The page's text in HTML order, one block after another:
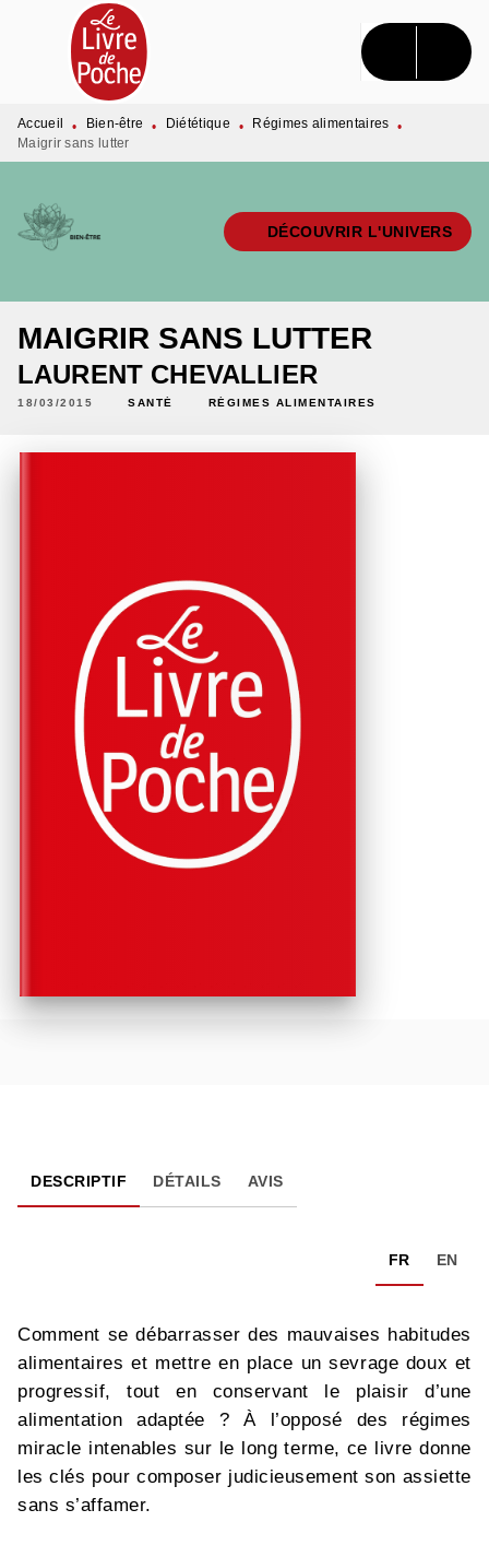
MENU RECHERCHE CONTENU
PIED DE PAGE
Accueil • Bien-être • Diététique • Régimes alimentaires
•
Maigrir sans lutter
DÉCOUVRIR L'UNIVERS
MAIGRIR SANS LUTTER
LAURENT CHEVALLIER
18/03/2015 SANTÉ RÉGIMES ALIMENTAIRES
DESCRIPTIF DÉTAILS AVIS
FR EN
Comment se débarrasser des mauvaises habitudes
alimentaires et mettre en place un sevrage doux et
progressif, tout en conservant le plaisir d’une
alimentation adaptée ? À l’opposé des régimes
miracle intenables sur le long terme, ce livre donne
les clés pour composer judicieusement son assiette
sans s’affamer.